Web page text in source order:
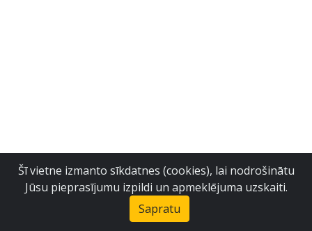
Šī vietne izmanto sīkdatnes (cookies), lai nodrošinātu
Jūsu pieprasījumu izpildi un apmeklējuma uzskaiti.
Sapratu